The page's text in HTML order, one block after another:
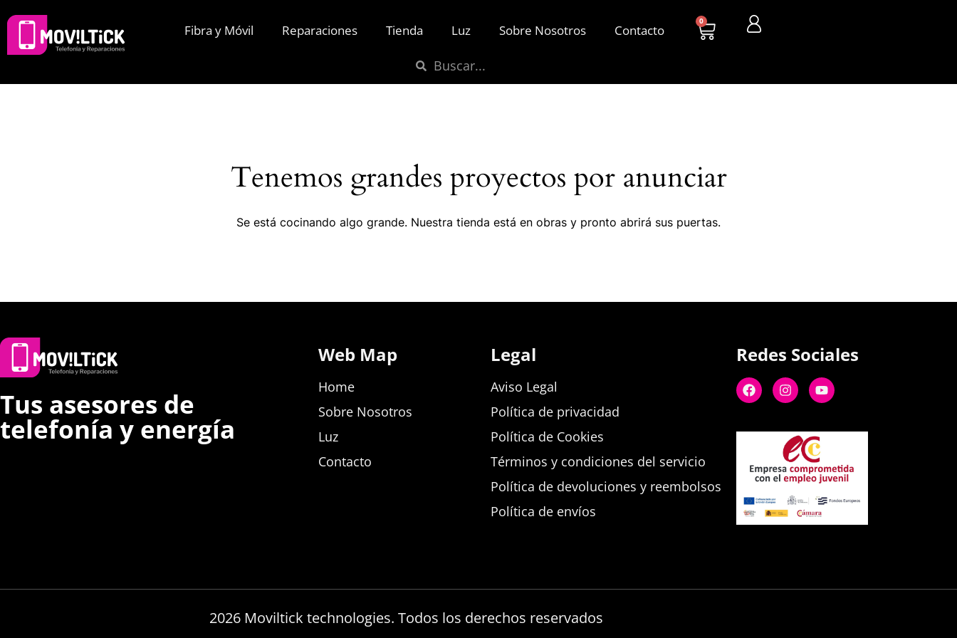
Fibra y Móvil Reparaciones Tienda Luz Sobre Nosotros Contacto
0
Tenemos grandes proyectos por anunciar
Se está cocinando algo grande. Nuestra tienda está en obras y pronto abrirá sus puertas.
Tus asesores de
telefonía y energía
Web Map
Home
Sobre Nosotros
Luz
Contacto
Legal
Aviso Legal
Política de privacidad
Política de Cookies
Términos y condiciones del servicio
Política de devoluciones y reembolsos
Política de envíos
Redes Sociales
2026 Moviltick technologies. Todos los derechos reservados